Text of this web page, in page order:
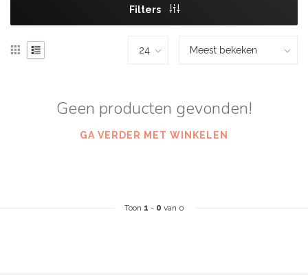
Filters
Geen producten gevonden!
GA VERDER MET WINKELEN
Toon 1 - 0 van 0